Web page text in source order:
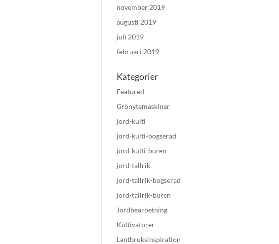
november 2019
augusti 2019
juli 2019
februari 2019
Kategorier
Featured
Grönytemaskiner
jord-kulti
jord-kulti-bogserad
jord-kulti-buren
jord-tallrik
jord-tallrik-bogserad
jord-tallrik-buren
Jordbearbetning
Kultivatorer
Lantbruksinspiration